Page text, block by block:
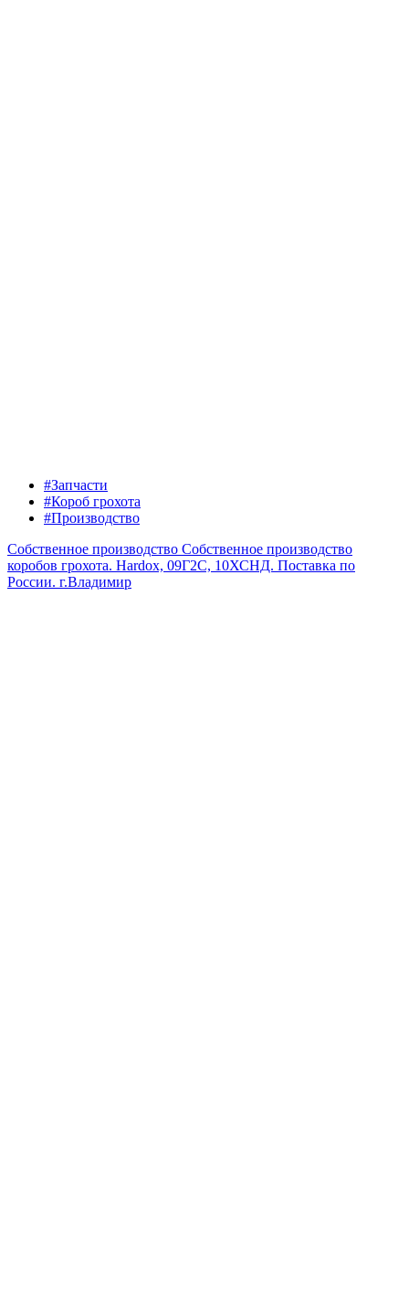
#Запчасти
#Короб грохота
#Производство
Собственное производство Собственное производство
коробов грохота. Hardox, 09Г2С, 10ХСНД. Поставка по
России. г.Владимир